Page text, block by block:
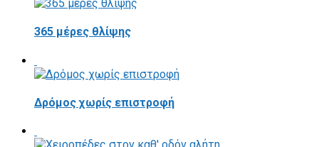
365 μέρες θλίψης
Δρόμος χωρίς επιστροφή